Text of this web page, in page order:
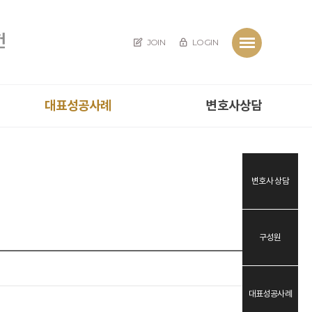
JOIN LOGIN
대표성공사례 변호사상담
변호사 상담
구성원
대표성공사례